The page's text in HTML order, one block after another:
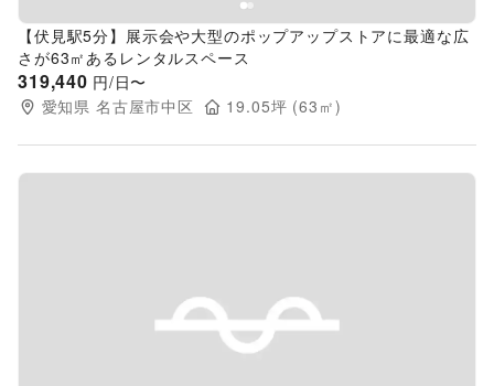
【伏見駅5分】展示会や大型のポップアップストアに最適な広
さが63㎡あるレンタルスペース
319,440 円/日〜
愛知県 名古屋市中区 19.05坪 (63 ㎡)
Previous slide